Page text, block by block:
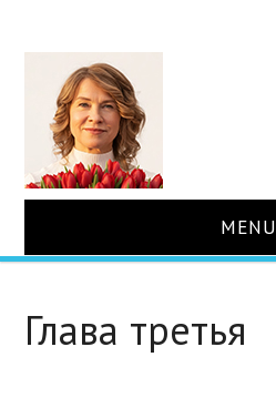
MENU
ПРО МЕНЯ
Глава третья